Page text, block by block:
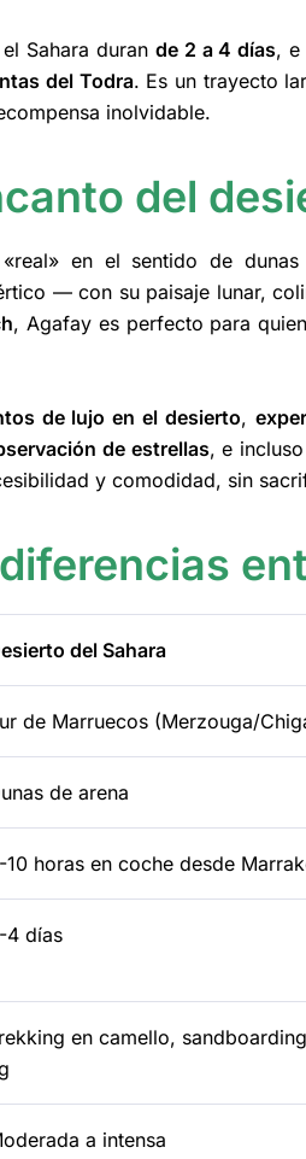
Sahara duran de 2 a 4 días, e
del Todra. Es un trayecto
inolvidable.
del
en el sentido de
— con su paisaje lunar,
, Agafay es perfecto para
de lujo en el desierto,
de estrellas, e incluso
y comodidad, sin
del Sahara
de Marruecos (Merzouga/
de arena
10 horas en coche desde
4 días
en camello,
a intensa